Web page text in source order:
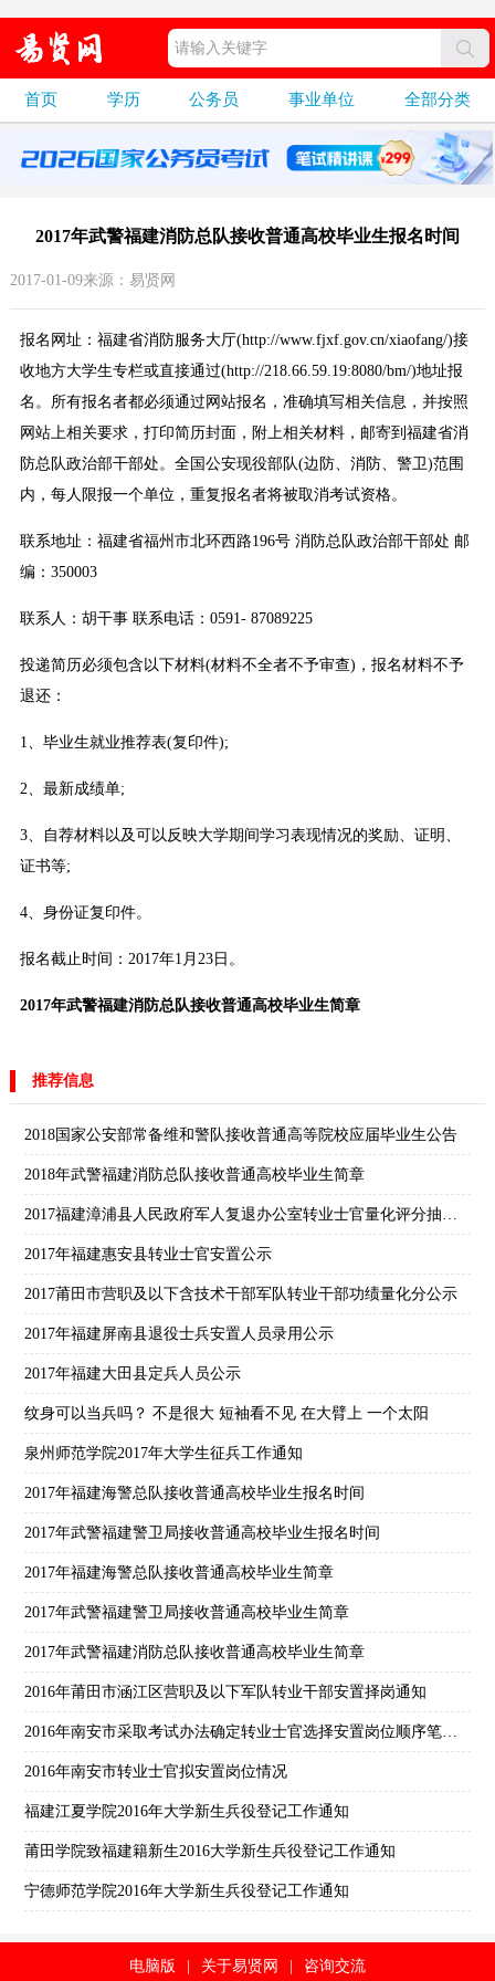
首页 学历 公务员 事业单位 全部分类
2017年武警福建消防总队接收普通高校毕业生报名时间
2017-01-09来源：易贤网
报名网址：福建省消防服务大厅(http://www.fjxf.gov.cn/xiaofang/)接
收地方大学生专栏或直接通过(http://218.66.59.19:8080/bm/)地址报
名。所有报名者都必须通过网站报名，准确填写相关信息，并按照
网站上相关要求，打印简历封面，附上相关材料，邮寄到福建省消
防总队政治部干部处。全国公安现役部队(边防、消防、警卫)范围
内，每人限报一个单位，重复报名者将被取消考试资格。
联系地址：福建省福州市北环西路196号 消防总队政治部干部处 邮
编：350003
联系人：胡干事 联系电话：0591- 87089225
投递简历必须包含以下材料(材料不全者不予审查)，报名材料不予
退还：
1、毕业生就业推荐表(复印件);
2、最新成绩单;
3、自荐材料以及可以反映大学期间学习表现情况的奖励、证明、
证书等;
4、身份证复印件。
报名截止时间：2017年1月23日。
2017年武警福建消防总队接收普通高校毕业生简章
推荐信息
2018国家公安部常备维和警队接收普通高等院校应届毕业生公告
2018年武警福建消防总队接收普通高校毕业生简章
2017福建漳浦县人民政府军人复退办公室转业士官量化评分抽签结果暨选岗最终排序公示
2017年福建惠安县转业士官安置公示
2017莆田市营职及以下含技术干部军队转业干部功绩量化分公示
2017年福建屏南县退役士兵安置人员录用公示
2017年福建大田县定兵人员公示
纹身可以当兵吗？ 不是很大 短袖看不见 在大臂上 一个太阳
泉州师范学院2017年大学生征兵工作通知
2017年福建海警总队接收普通高校毕业生报名时间
2017年武警福建警卫局接收普通高校毕业生报名时间
2017年福建海警总队接收普通高校毕业生简章
2017年武警福建警卫局接收普通高校毕业生简章
2017年武警福建消防总队接收普通高校毕业生简章
2016年莆田市涵江区营职及以下军队转业干部安置择岗通知
2016年南安市采取考试办法确定转业士官选择安置岗位顺序笔试加分人员和安置岗位公示
2016年南安市转业士官拟安置岗位情况
福建江夏学院2016年大学新生兵役登记工作通知
莆田学院致福建籍新生2016大学新生兵役登记工作通知
宁德师范学院2016年大学新生兵役登记工作通知
电脑版 关于易贤网 咨询交流